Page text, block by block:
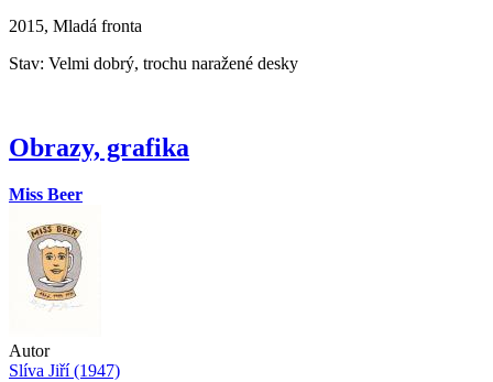
2015, Mladá fronta
Stav: Velmi dobrý, trochu naražené desky
Obrazy, grafika
Miss Beer
Autor
Slíva Jiří (1947)